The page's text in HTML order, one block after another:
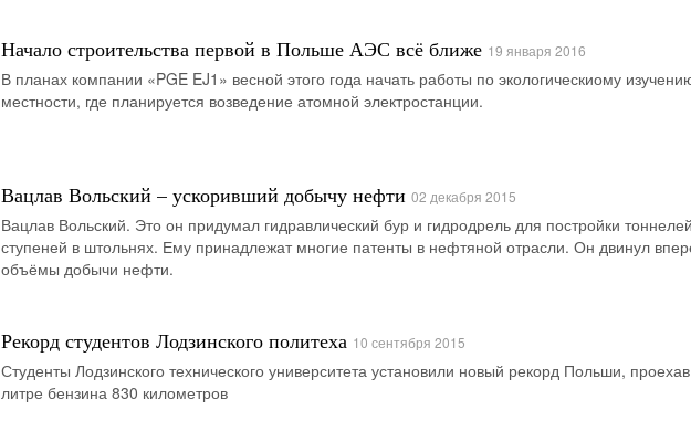
Начало строительства первой в Польше АЭС всё ближе 19 января 2016
В планах компании «PGE EJ1» весной этого года начать работы по экологическиому
местности, где планируется возведение атомной электростанции.
Вацлав Вольский – ускоривший добычу нефти 02 декабря 2015
Вацлав Вольский. Это он придумал гидравлический бур и гидродрель для постройки
ступеней в штольнях. Ему принадлежат многие патенты в нефтяной отрасли. Он двинул
объёмы добычи нефти.
Рекорд студентов Лодзинского политеха 10 сентября 2015
Студенты Лодзинского технического университета установили новый рекорд Польши,
литре бензина 830 километров